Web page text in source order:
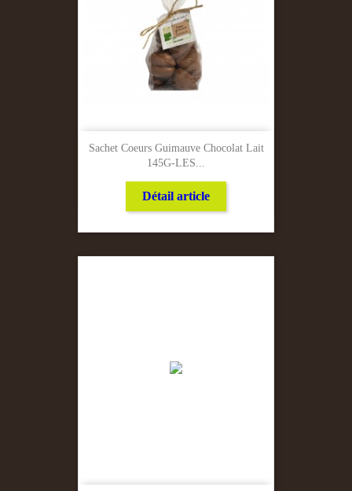
Sachet Coeurs Guimauve Chocolat Lait
145G-LES...
Détail article